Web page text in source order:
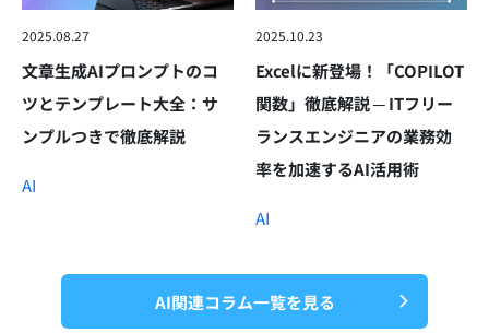
2025.08.27
文章生成AIプロンプトのコ
ツとテンプレート大全：サ
ンプルつきで徹底解説
AI
2025.10.23
Excelに新登場！「COPILOT
関数」徹底解説 ─ ITフリー
ランスエンジニアの業務効
率を加速するAI活用術
AI
AI関連コラム一覧を見る